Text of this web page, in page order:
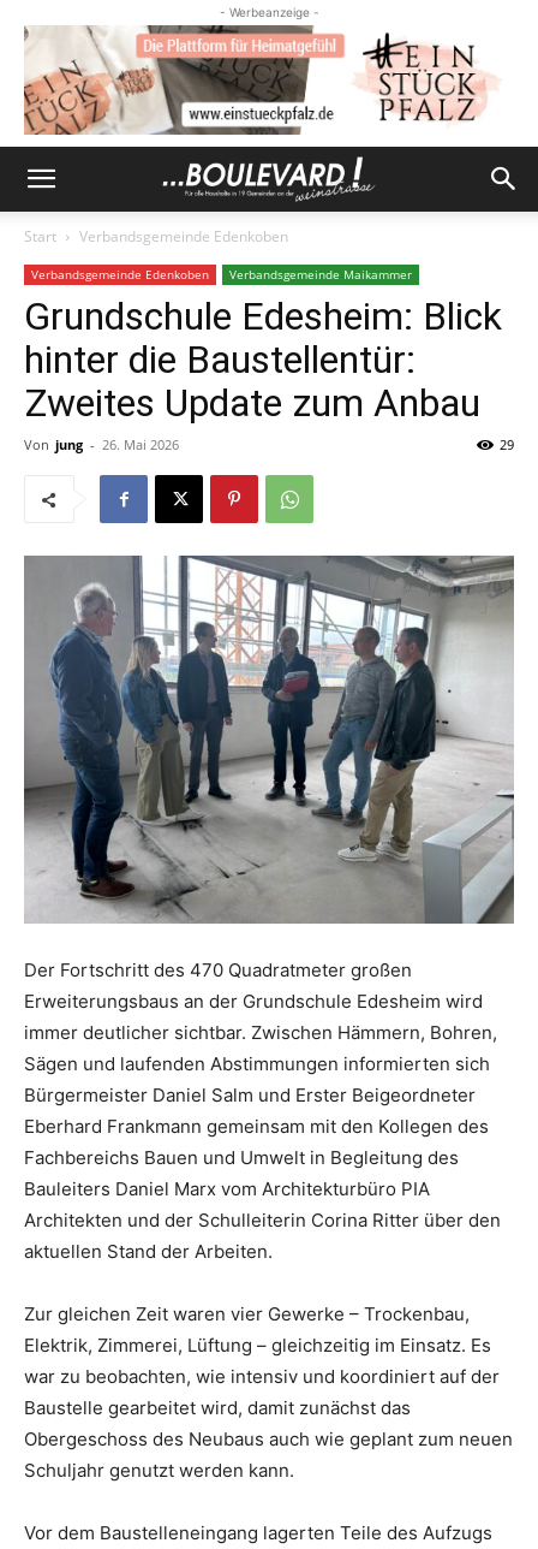
- Werbeanzeige -
Start Verbandsgemeinde Edenkoben
Verbandsgemeinde Edenkoben Verbandsgemeinde Maikammer
Grundschule Edesheim: Blick
hinter die Baustellentür:
Zweites Update zum Anbau
Von jung - 26. Mai 2026 29
Der Fortschritt des 470 Quadratmeter großen
Erweiterungsbaus an der Grundschule Edesheim wird
immer deutlicher sichtbar. Zwischen Hämmern, Bohren,
Sägen und laufenden Abstimmungen informierten sich
Bürgermeister Daniel Salm und Erster Beigeordneter
Eberhard Frankmann gemeinsam mit den Kollegen des
Fachbereichs Bauen und Umwelt in Begleitung des
Bauleiters Daniel Marx vom Architekturbüro PIA
Architekten und der Schulleiterin Corina Ritter über den
aktuellen Stand der Arbeiten.
Zur gleichen Zeit waren vier Gewerke – Trockenbau,
Elektrik, Zimmerei, Lüftung – gleichzeitig im Einsatz. Es
war zu beobachten, wie intensiv und koordiniert auf der
Baustelle gearbeitet wird, damit zunächst das
Obergeschoss des Neubaus auch wie geplant zum neuen
Schuljahr genutzt werden kann.
Vor dem Baustelleneingang lagerten Teile des Aufzugs